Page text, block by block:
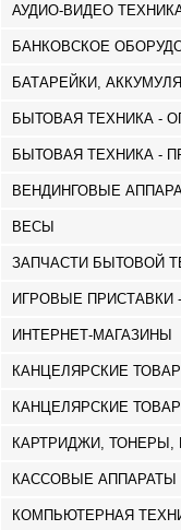
АУДИО-ВИДЕО
БАНКОВСКОЕ
БАТАРЕЙКИ,
БЫТОВАЯ ТЕХНИКА -
БЫТОВАЯ ТЕХНИКА -
ВЕНДИНГОВЫЕ
ВЕСЫ
ЗАПЧАСТИ БЫТОВОЙ
ИГРОВЫЕ ПРИСТАВКИ
ИНТЕРНЕТ-МАГАЗИНЫ
КАНЦЕЛЯРСКИЕ
КАНЦЕЛЯРСКИЕ
КАРТРИДЖИ,
КАССОВЫЕ АППАРАТЫ
КОМПЬЮТЕРНАЯ